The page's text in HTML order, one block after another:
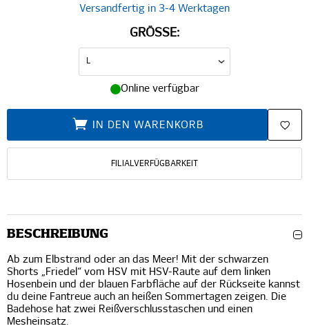
Versandfertig in 3-4 Werktagen
GRÖSSE:
Online verfügbar
IN DEN WARENKORB
FILIALVERFÜGBARKEIT
BESCHREIBUNG
Ab zum Elbstrand oder an das Meer! Mit der schwarzen
Shorts „Friedel“ vom HSV mit HSV-Raute auf dem linken
Hosenbein und der blauen Farbfläche auf der Rückseite kannst
du deine Fantreue auch an heißen Sommertagen zeigen. Die
Badehose hat zwei Reißverschlusstaschen und einen
Mesheinsatz.